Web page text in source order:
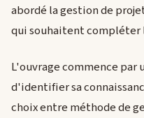
abordé la gestion de
qui souhaitent compléter
L'ouvrage commence
d'identifier sa
choix entre méthode de